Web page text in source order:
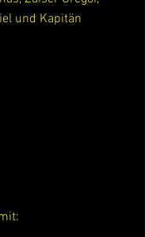
und Kapitän